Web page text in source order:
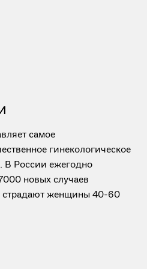
самое
гинекологическое
В России ежегодно
новых случаев